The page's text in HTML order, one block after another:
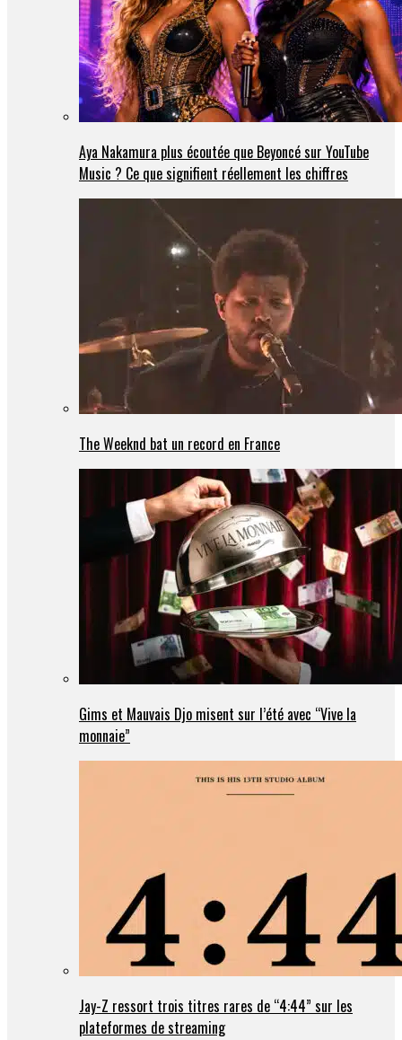
Aya Nakamura plus écoutée que Beyoncé sur YouTube
Music ? Ce que signifient réellement les chiffres
The Weeknd bat un record en France
Gims et Mauvais Djo misent sur l’été avec “Vive la
monnaie”
Jay-Z ressort trois titres rares de “4:44” sur les
plateformes de streaming